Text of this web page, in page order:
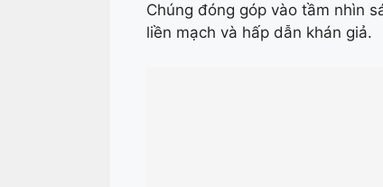
Chúng đóng góp vào tầm nhìn
liền mạch và hấp dẫn khán giả.